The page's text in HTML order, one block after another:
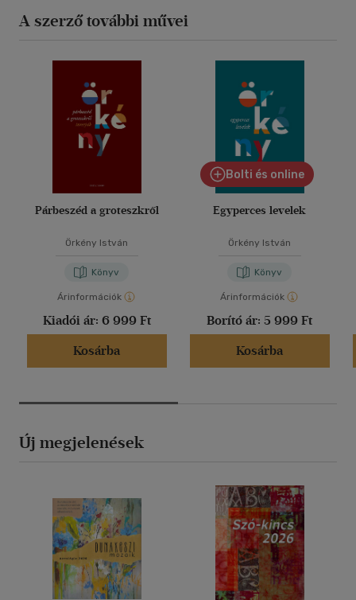
A szerző további művei
Párbeszéd a groteszkről
Örkény István
Könyv
Árinformációk
Kiadói ár: 6 999 Ft
Kosárba
Bolti és online
Egyperces levelek
Örkény István
Könyv
Árinformációk
Borító ár: 5 999 Ft
Kosárba
Új megjelenések